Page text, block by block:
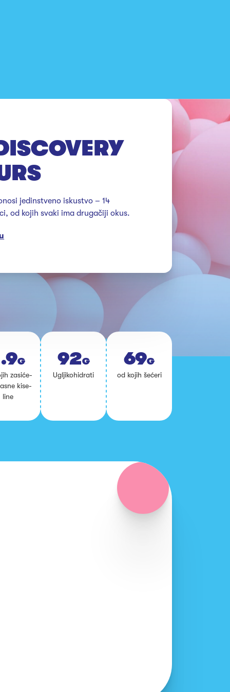
jedinstveno iskustvo – 14
od kojih svaki ima drugačiji okus.
G
za­si­će­
ki­se­
li­ne
92G
Ug­lji­ko­hi­dra­ti
69G
od ko­jih še­će­ri